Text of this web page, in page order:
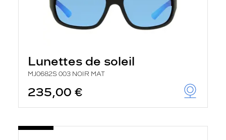
Lunettes de soleil
MJ0682S 003 NOIR MAT
235,00 €